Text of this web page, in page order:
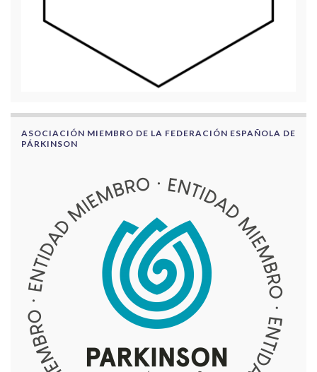
ASOCIACIÓN MIEMBRO DE LA FEDERACIÓN ESPAÑOLA DE
PÁRKINSON